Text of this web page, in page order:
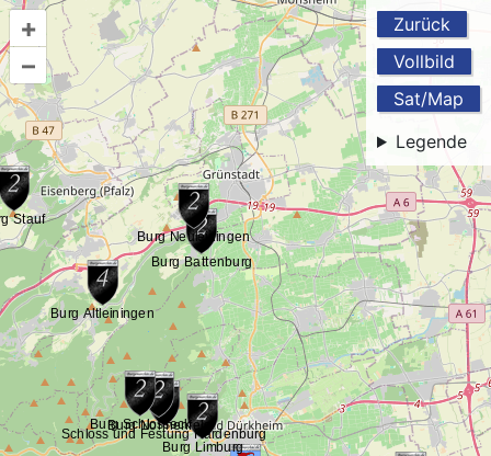
Zurück
Vollbild
Sat/Map
Legende
+
–